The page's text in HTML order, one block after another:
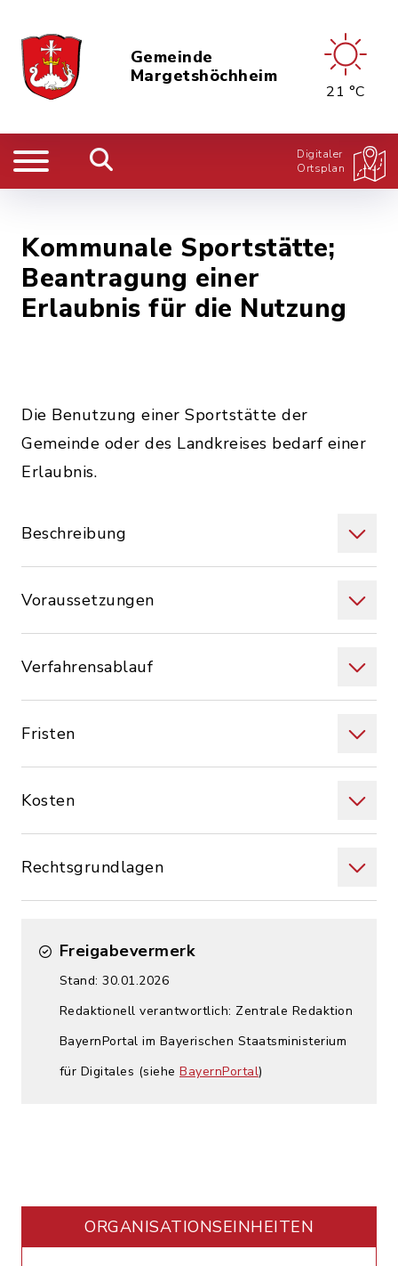
Gemeinde
Margetshöchheim
21 °C
Digitaler
Ortsplan
Kommunale Sportstätte;
Beantragung einer
Erlaubnis für die Nutzung
Die Benutzung einer Sportstätte der
Gemeinde oder des Landkreises bedarf einer
Erlaubnis.
Beschreibung
Voraussetzungen
Verfahrensablauf
Fristen
Kosten
Rechtsgrundlagen
Freigabevermerk
Stand: 30.01.2026
Redaktionell verantwortlich: Zentrale Redaktion
BayernPortal im Bayerischen Staatsministerium
für Digitales (siehe BayernPortal)
ORGANISATIONS­EINHEITEN